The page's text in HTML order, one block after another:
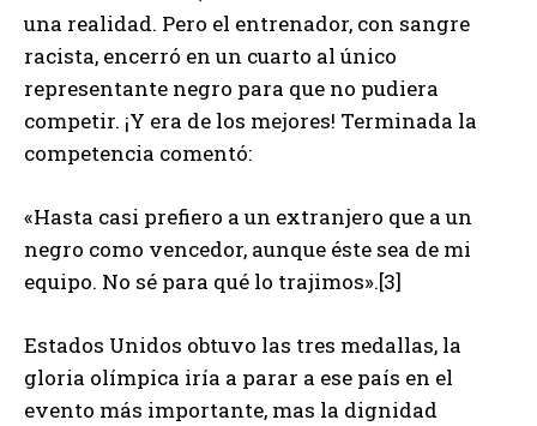
una realidad. Pero el entrenador, con sangre
racista, encerró en un cuarto al único
representante negro para que no pudiera
competir. ¡Y era de los mejores! Terminada la
competencia comentó:
«Hasta casi prefiero a un extranjero que a un
negro como vencedor, aunque éste sea de mi
equipo. No sé para qué lo trajimos».[3]
Estados Unidos obtuvo las tres medallas, la
gloria olímpica iría a parar a ese país en el
evento más importante, mas la dignidad